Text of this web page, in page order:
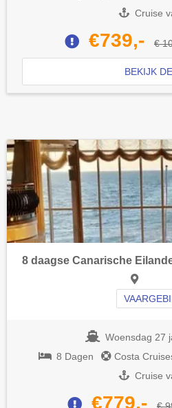
Cruise
€739,- €
BEKIJK
Woensdag 27
8 Dagen
Costa
Cruise
€779,-